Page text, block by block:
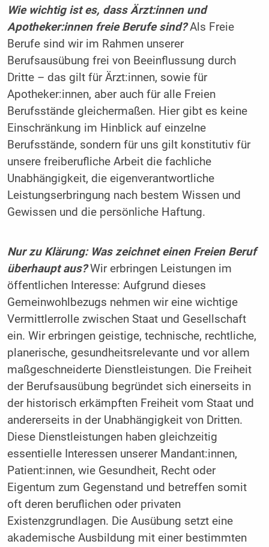
Wie wichtig ist es, dass Ärzt:innen und
Apotheker:innen freie Berufe sind? Als Freie
Berufe sind wir im Rahmen unserer
Berufsausübung frei von Beeinflussung durch
Dritte – das gilt für Ärzt:innen, sowie für
Apotheker:innen, aber auch für alle Freien
Berufsstände gleichermaßen. Hier gibt es keine
Einschränkung im Hinblick auf einzelne
Berufsstände, sondern für uns gilt konstitutiv für
unsere freiberufliche Arbeit die fachliche
Unabhängigkeit, die eigenverantwortliche
Leistungserbringung nach bestem Wissen und
Gewissen und die persönliche Haftung.
Nur zu Klärung: Was zeichnet einen Freien Beruf
überhaupt aus?Wir erbringen Leistungen im
öffentlichen Interesse: Aufgrund dieses
Gemeinwohlbezugs nehmen wir eine wichtige
Vermittlerrolle zwischen Staat und Gesellschaft
ein. Wir erbringen geistige, technische, rechtliche,
planerische, gesundheitsrelevante und vor allem
maßgeschneiderte Dienstleistungen. Die Freiheit
der Berufsausübung begründet sich einerseits in
der historisch erkämpften Freiheit vom Staat und
andererseits in der Unabhängigkeit von Dritten.
Diese Dienstleistungen haben gleichzeitig
essentielle Interessen unserer Mandant:innen,
Patient:innen, wie Gesundheit, Recht oder
Eigentum zum Gegenstand und betreffen somit
oft deren beruflichen oder privaten
Existenzgrundlagen. Die Ausübung setzt eine
akademische Ausbildung mit einer bestimmten